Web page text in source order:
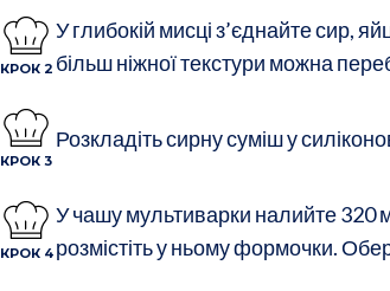
КРОК 2
У глибокій мисці з’єднайте сир,
більш ніжної текстури можна
КРОК 3
Розкладіть сирну суміш у
КРОК 4
У чашу мультиварки налийте 320
розмістіть у ньому формочки.